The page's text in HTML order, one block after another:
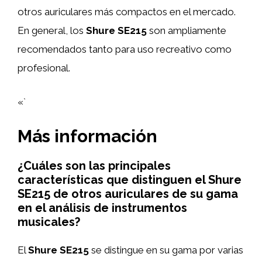
otros auriculares más compactos en el mercado.
En general, los Shure SE215 son ampliamente
recomendados tanto para uso recreativo como
profesional.
«`
Más información
¿Cuáles son las principales
características que distinguen el Shure
SE215 de otros auriculares de su gama
en el análisis de instrumentos
musicales?
ElShure SE215 se distingue en su gama por varias